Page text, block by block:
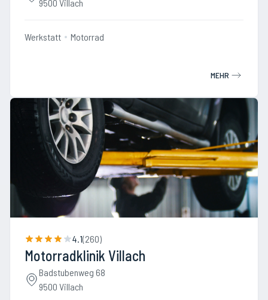
9500 Villach
Werkstatt Motorrad
MEHR
4.1(260)
Motorradklinik Villach
Badstubenweg 68
9500 Villach